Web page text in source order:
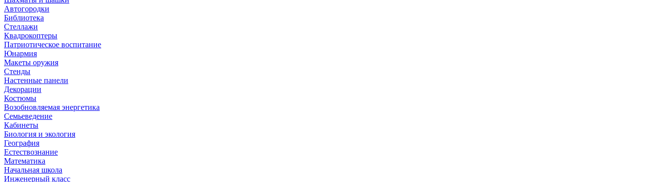
Автогородки
Библиотека
Стеллажи
Квадрокоптеры
Патриотическое воспитание
Юнармия
Макеты оружия
Стенды
Настенные панели
Декорации
Костюмы
Возобновляемая энергетика
Семьеведение
Кабинеты
Биология и экология
География
Естествознание
Математика
Начальная школа
Инженерный класс